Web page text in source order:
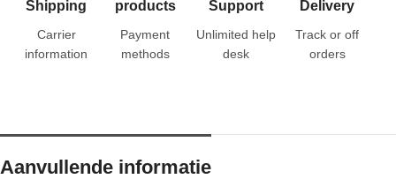
Shipping
Carrier
information
products
Payment
methods
Support
Unlimited help
desk
Delivery
Track or off
orders
Aanvullende informatie